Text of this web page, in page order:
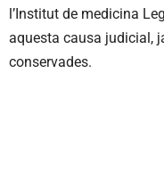
l’Institut de medicina
aquesta causa judicial,
conservades.